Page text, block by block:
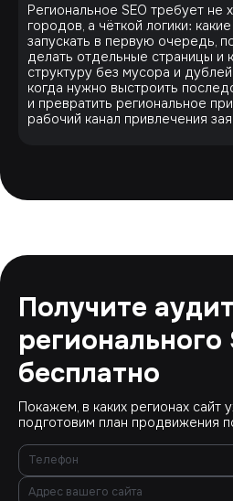
Региональное SEO требует не
городов, а чёткой логики:
запускать в первую очередь,
делать отдельные страницы и
структуру без мусора и
когда нужно выстроить
и превратить региональное
рабочий канал привлечения
Получите аудит
регионального
бесплатно
Покажем, в каких регионах сайт
подготовим план продвижения